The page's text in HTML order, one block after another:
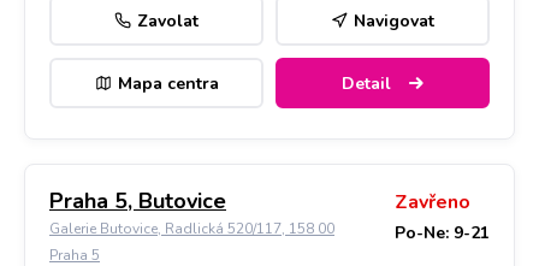
Zavolat Navigovat
Mapa centra Detail
Praha 5, Butovice
Galerie Butovice, Radlická 520/117, 158 00
Praha 5
Zavřeno
Po-Ne: 9-21